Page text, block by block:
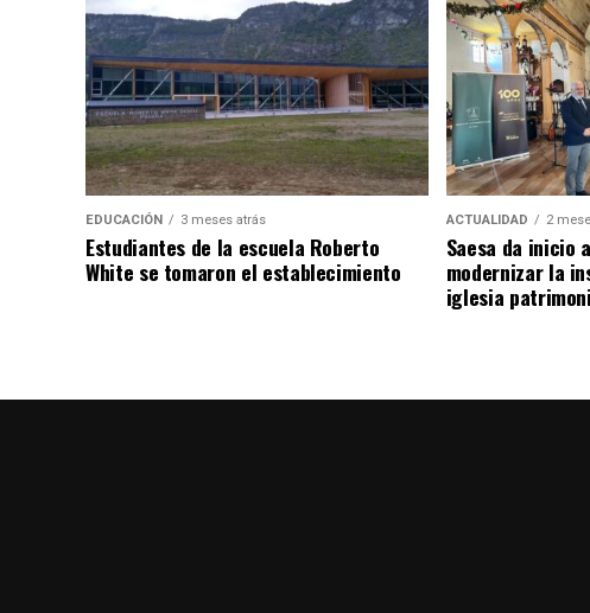
EDUCACIÓN 3 meses atrás
Estudiantes de la escuela Roberto
White se tomaron el establecimiento
ACTUALIDAD 2
Saesa da inicio
modernizar la
iglesia